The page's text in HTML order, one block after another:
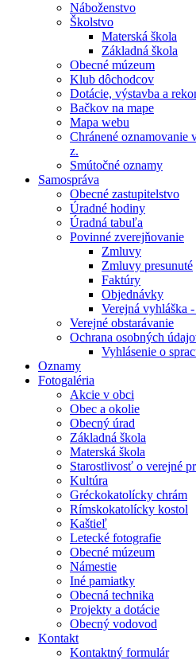
Náboženstvo
Školstvo
Materská škola
Základná škola
Obecné múzeum
Klub dôchodcov
Dotácie, výstavba a
Bačkov na mape
Mapa webu
Chránené oznamovanie
z.
Smútočné oznamy
Samospráva
Obecné zastupitelstvo
Úradné hodiny
Úradná tabuľa
Povinné zverejňovanie
Zmluvy
Zmluvy presunuté
Faktúry
Objednávky
Verejná vyhláška
Verejné obstarávanie
Ochrana osobných
Vyhlásenie o
Oznamy
Fotogaléria
Akcie v obci
Obec a okolie
Obecný úrad
Základná škola
Materská škola
Starostlivosť o verejné
Kultúra
Gréckokatolícky chrám
Rímskokatolícky kostol
Kaštieľ
Letecké fotografie
Obecné múzeum
Námestie
Iné pamiatky
Obecná technika
Projekty a dotácie
Obecný vodovod
Kontakt
Kontaktný formulár